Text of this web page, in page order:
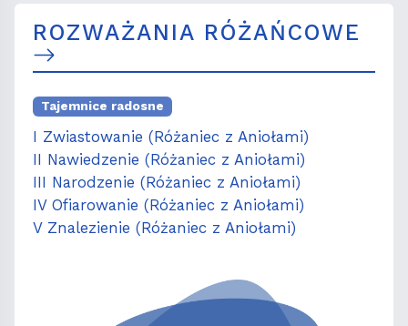
ROZWAŻANIA RÓŻAŃCOWE
Tajemnice radosne
I Zwiastowanie (Różaniec z Aniołami)
II Nawiedzenie (Różaniec z Aniołami)
III Narodzenie (Różaniec z Aniołami)
IV Ofiarowanie (Różaniec z Aniołami)
V Znalezienie (Różaniec z Aniołami)